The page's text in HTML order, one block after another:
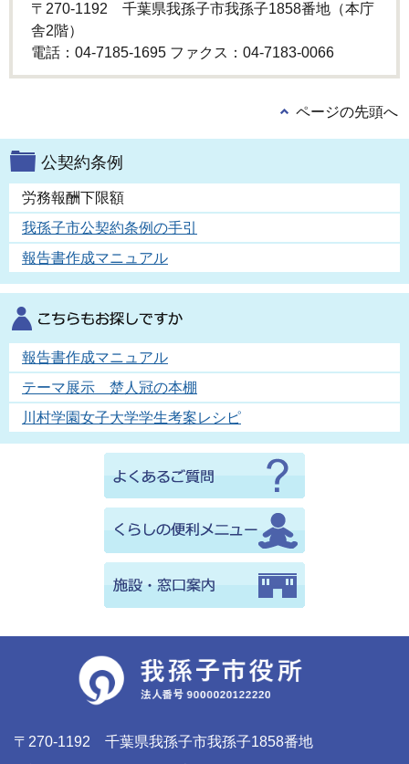
〒270-1192 千葉県我孫子市我孫子1858番地（本庁
舎2階）
電話：04-7185-1695 ファクス：04-7183-0066
ページの先頭へ
公契約条例
労務報酬下限額
我孫子市公契約条例の手引
報告書作成マニュアル
報告書作成マニュアル
テーマ展示 楚人冠の本棚
川村学園女子大学学生考案レシピ
〒270-1192 千葉県我孫子市我孫子1858番地